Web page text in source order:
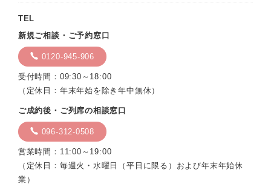
TEL
新規ご相談・ご予約窓口
0120-945-906
受付時間：09:30～18:00
（定休日：年末年始を除き年中無休）
ご成約後・ご列席の相談窓口
096-312-0508
営業時間：11:00～19:00
（定休日：毎週火・水曜日（平日に限る）および年末年始休
業）